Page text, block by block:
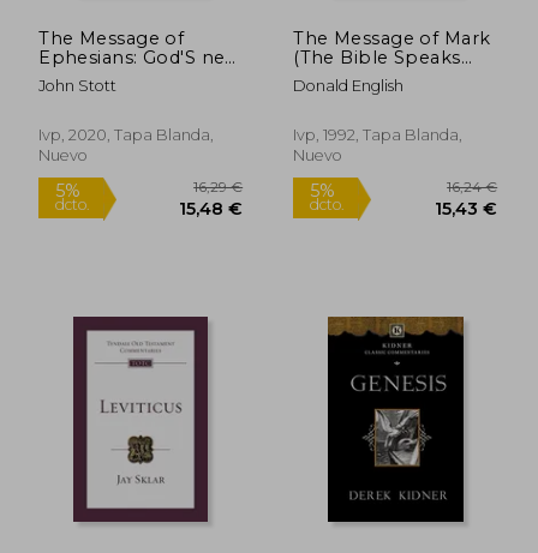
The Message of
Ephesians: God'S new
Society (The Bible
Speaks Today new
Inglés)
John Stott
Ivp, 2020, Tapa Blanda,
Nuevo
5%
The Message of Mark
(The Bible Speaks
Today new
Testament, 2) (en
Donald English
Ivp, 1992, Tapa Blanda,
Nuevo
5%
dcto.